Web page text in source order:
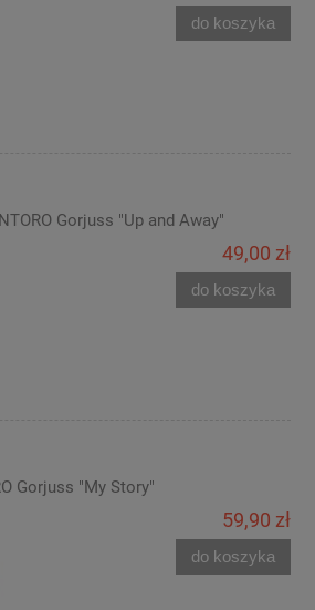
do koszyka
Gorjuss "Up and Away"
49,00 zł
do koszyka
Gorjuss "My Story"
59,90 zł
do koszyka